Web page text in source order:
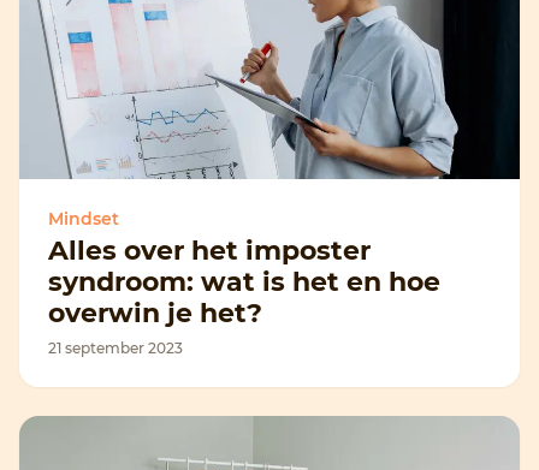
Mindset
Alles over het imposter
syndroom: wat is het en hoe
overwin je het?
21 september 2023